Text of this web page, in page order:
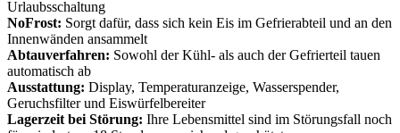
Urlaubsschaltung
NoFrost: Sorgt dafür, dass sich kein Eis im Gefrierabteil und an den
Innenwänden ansammelt
Abtauverfahren: Sowohl der Kühl- als auch der Gefrierteil tauen
automatisch ab
Ausstattung: Display, Temperaturanzeige, Wasserspender,
Geruchsfilter und Eiswürfelbereiter
Lagerzeit bei Störung: Ihre Lebensmittel sind im Störungsfall noch